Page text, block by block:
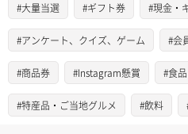
#大量当選 #ギフト券 #現金・
#アンケート、クイズ、ゲーム #会
#商品券 #Instagram懸賞 #食品
#特産品・ご当地グルメ #飲料